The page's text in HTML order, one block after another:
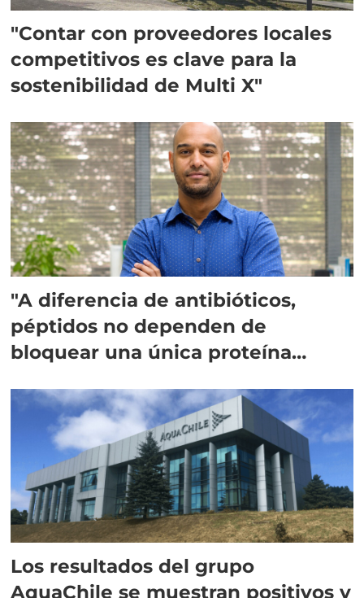
"Contar con proveedores locales
competitivos es clave para la
sostenibilidad de Multi X"
"A diferencia de antibióticos,
péptidos no dependen de
bloquear una única proteína
Los resultados del grupo
AquaChile se muestran positivos y